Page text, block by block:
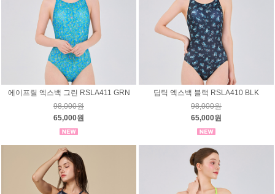
에이프릴 엑스백 그린 RSLA411 GRN
98,000원
65,000원
딥틱 엑스백 블랙 RSLA410 BLK
98,000원
65,000원